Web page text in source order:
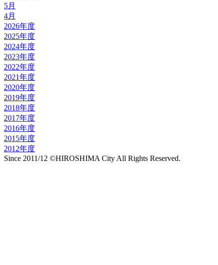
5月
4月
2026年度
2025年度
2024年度
2023年度
2022年度
2021年度
2020年度
2019年度
2018年度
2017年度
2016年度
2015年度
2012年度
Since 2011/12 ©HIROSHIMA City All Rights Reserved.